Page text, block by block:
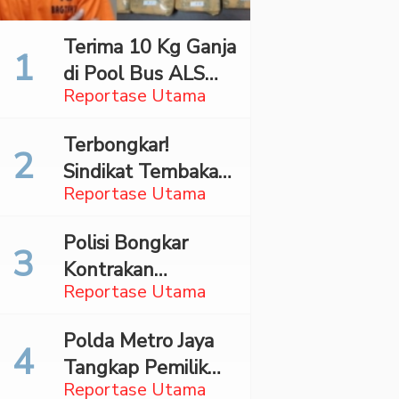
Reportase Utama
Terima 10 Kg Ganja
di Pool Bus ALS
Surabaya,
Madina Ditangkap
Bareskrim
Reportase Utama
Terbongkar!
Sindikat Tembakau
Sintetis Bermodus
di Jaksel
Reportase Utama
Polisi Bongkar
Kontrakan
Penyimpan 27,96
Reportase Utama
Polda Metro Jaya
Tangkap Pemilik